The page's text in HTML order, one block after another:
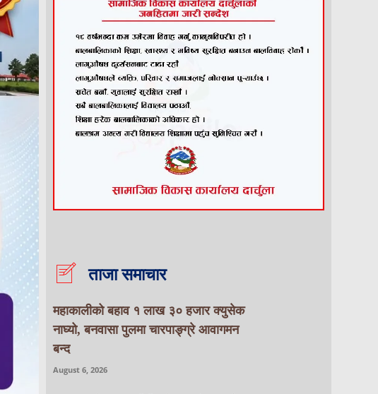
ताजा समाचार
महाकालीको बहाव १ लाख ३० हजार क्युसेक
नाघ्यो, बनवासा पुलमा चारपाङ्ग्रे आवागमन
बन्द
August 6, 2026